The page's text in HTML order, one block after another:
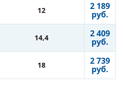
12 2 189
руб.
14,4 2 409
руб.
18 2 739
руб.